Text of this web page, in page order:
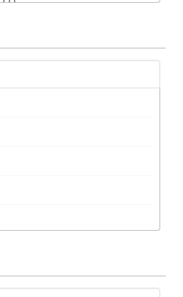
Chemie und Pharmazie (23)